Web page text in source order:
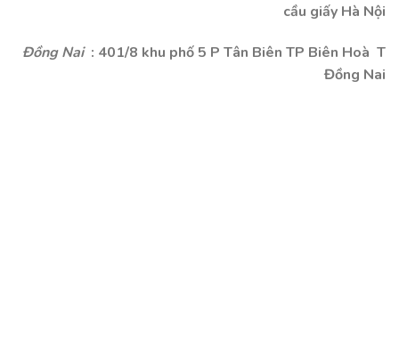
cầu giấy Hà Nội
Đồng Nai: 401/8 khu phố 5 P Tân Biên TP Biên Hoà T
Đồng Nai